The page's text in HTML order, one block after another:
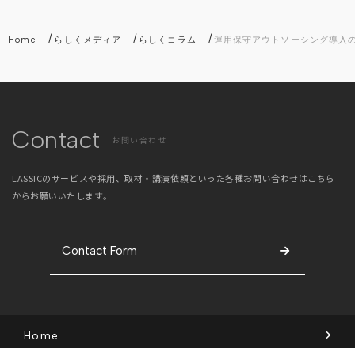
Home / らしくメディア / らしくコラム / 運用保守アウトソーシング導入
Contact お問い合わせ
LASSICのサービスや採用、取材・講演依頼といった各種お問い合わせはこちら
からお願いいたします。
Contact Form
Home